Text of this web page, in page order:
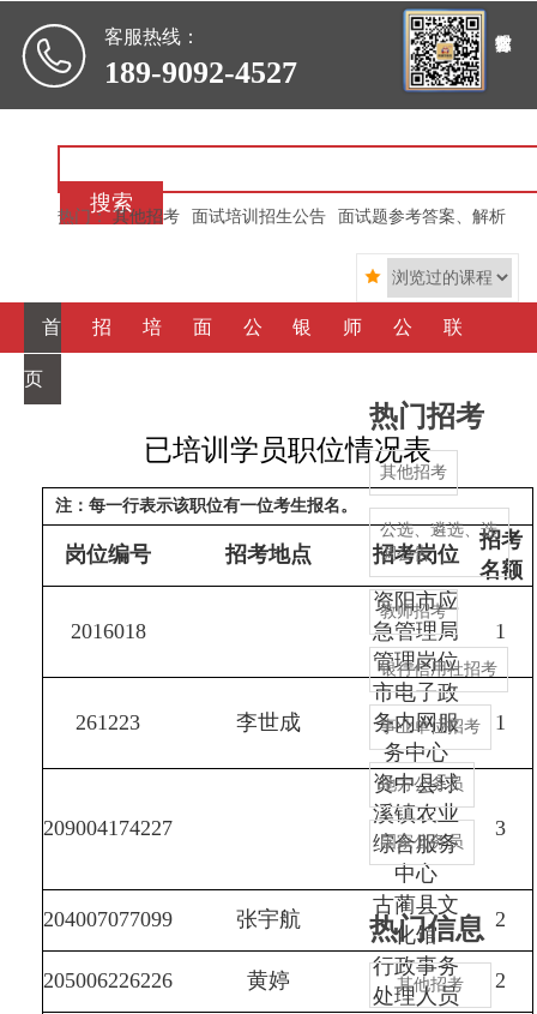
 客服热线：
189-9092-4527
搜索
热门：其他招考 面试培训招生公告 面试题参考答案、解析

首
页
招 培 面 公 银 师 公
介
联
们
已培训学员职位情况表
注：每一行表示该职位有一位考生报名。
岗位编号 招考地点 招考岗位
招考
名额
2016018
资阳市应
急管理局
管理岗位
1
261223 李世成
市电子政
务内网服
务中心
1
209004174227
资中县球
溪镇农业
综合服务
中心
3
204007077099 张宇航
古蔺县文
化馆
2
205006226226 黄婷
行政事务
处理人员
2
热门招考
其他招考
公选、遴选、选
调公告
教师招考
银行信用社招考
事业单位招考
地方公务员
国家公务员
热门信息
其他招考